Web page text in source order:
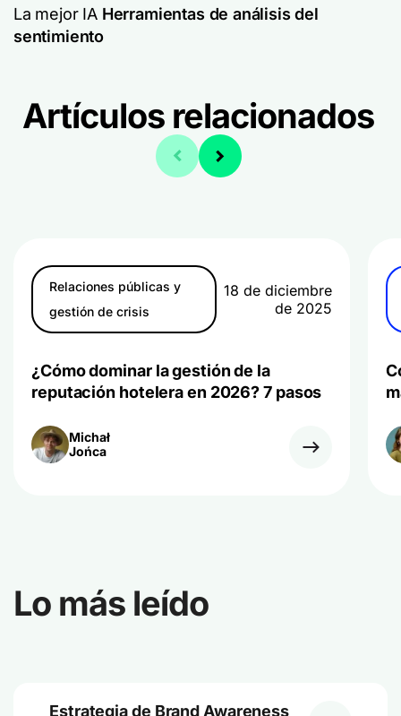
La mejor IA Herramientas de análisis del
sentimiento
Artículos relacionados
Relaciones públicas y
gestión de crisis
18 de diciembre
de 2025
¿Cómo dominar la gestión de la
reputación hotelera en 2026? 7 pasos
Michał
Jońca
Lo más leído
Estrategia de Brand Awareness